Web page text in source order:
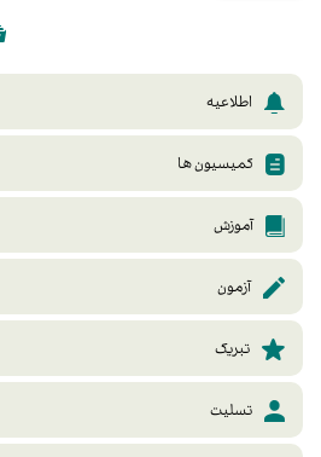
اطلاعیه
کمیسیون ها
آموزش
آزمون
تبریک
تسلیت